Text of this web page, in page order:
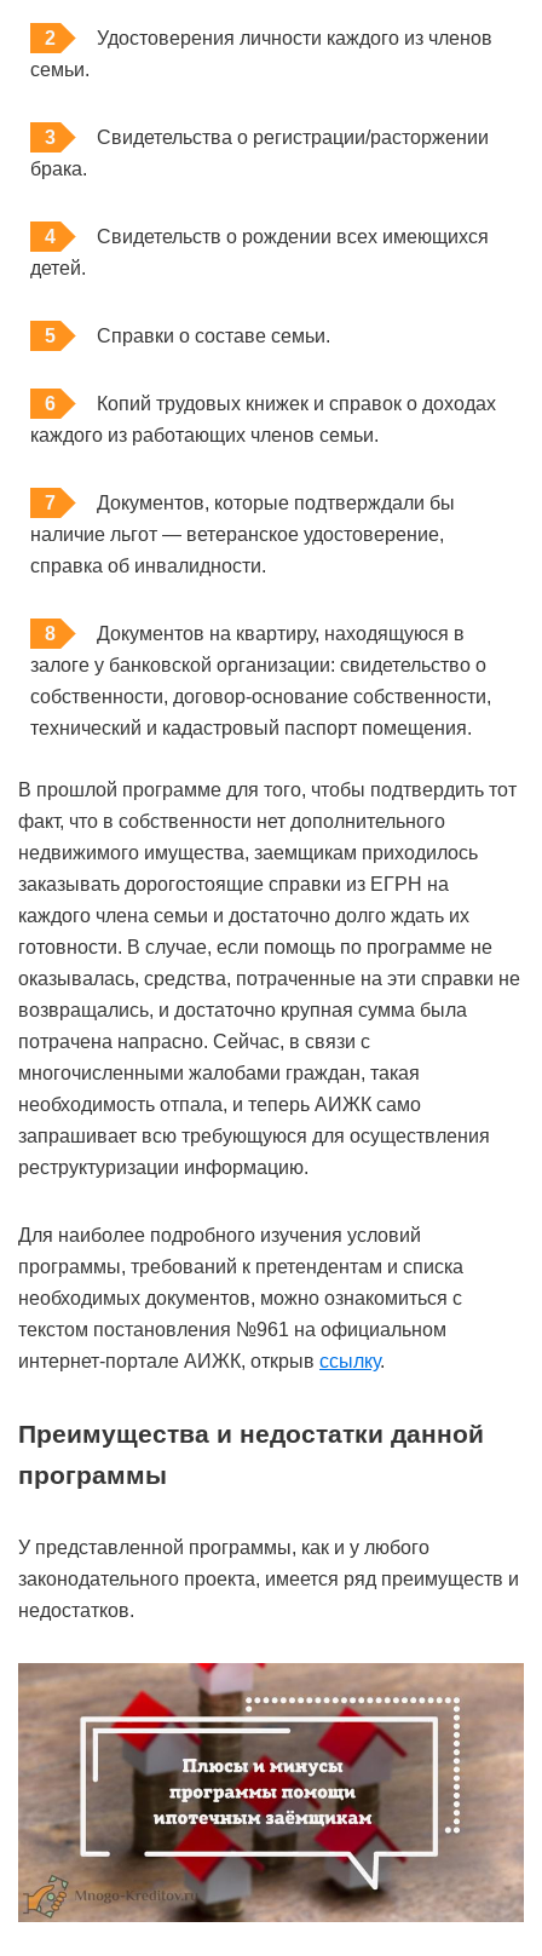
Удостоверения личности каждого из членов
семьи.
Свидетельства о регистрации/расторжении
брака.
Свидетельств о рождении всех имеющихся
детей.
Справки о составе семьи.
Копий трудовых книжек и справок о доходах
каждого из работающих членов семьи.
Документов, которые подтверждали бы
наличие льгот — ветеранское удостоверение,
справка об инвалидности.
Документов на квартиру, находящуюся в
залоге у банковской организации: свидетельство о
собственности, договор-основание собственности,
технический и кадастровый паспорт помещения.
В прошлой программе для того, чтобы подтвердить тот
факт, что в собственности нет дополнительного
недвижимого имущества, заемщикам приходилось
заказывать дорогостоящие справки из ЕГРН на
каждого члена семьи и достаточно долго ждать их
готовности. В случае, если помощь по программе не
оказывалась, средства, потраченные на эти справки не
возвращались, и достаточно крупная сумма была
потрачена напрасно. Сейчас, в связи с
многочисленными жалобами граждан, такая
необходимость отпала, и теперь АИЖК само
запрашивает всю требующуюся для осуществления
реструктуризации информацию.
Для наиболее подробного изучения условий
программы, требований к претендентам и списка
необходимых документов, можно ознакомиться с
текстом постановления №961 на официальном
интернет-портале АИЖК, открыв ссылку.
Преимущества и недостатки данной
программы
У представленной программы, как и у любого
законодательного проекта, имеется ряд преимуществ и
недостатков.